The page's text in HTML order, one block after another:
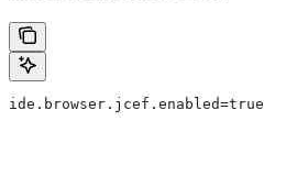
ide.browser.jcef.enabled=true